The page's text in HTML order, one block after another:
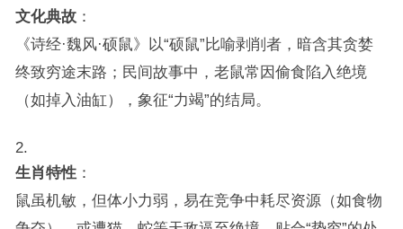
文化典故：
《诗经·魏风·硕鼠》以“硕鼠”比喻剥削者，暗含其贪婪
终致穷途末路；民间故事中，老鼠常因偷食陷入绝境
（如掉入油缸），象征“力竭”的结局。
生肖特性：
鼠虽机敏，但体小力弱，易在竞争中耗尽资源（如食物